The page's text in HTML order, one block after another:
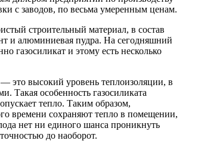
с заводов, по весьма умеренным ценам.
строительный материал, в состав
и алюминиевая пудра. На сегодняшний
газосиликат и этому есть несколько
это высокий уровень теплоизоляции, в
Такая особенность газосиликата
тепло. Таким образом,
времени сохраняют тепло в помещении,
нет ни единого шанса проникнуть
до наоборот.